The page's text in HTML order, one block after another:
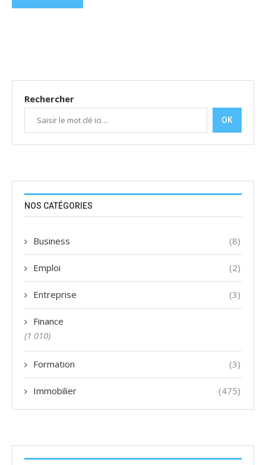
Rechercher
OK
NOS CATÉGORIES
Business (8)
Emploi (2)
Entreprise (3)
Finance
(1 010)
Formation (3)
Immobilier (475)